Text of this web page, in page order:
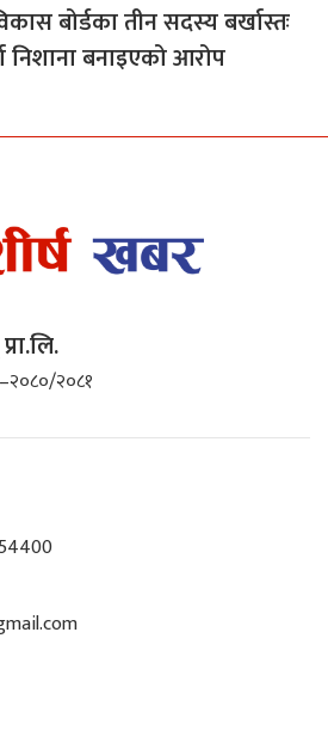
बोर्डका तीन सदस्य बर्खास्तः
निशाना बनाइएको आरोप
२०८१